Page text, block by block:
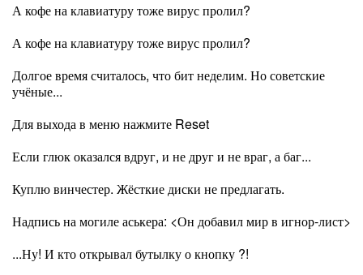
А кофе на клавиатуру тоже вирус пролил?
А кофе на клавиатуру тоже вирус пролил?
Долгое время считалось, что бит неделим. Но советские
учёные...
Для выхода в меню нажмите Reset
Если глюк оказался вдруг, и не друг и не враг, а баг...
Куплю винчестер. Жёсткие диски не предлагать.
Надпись на могиле аськера: <Он добавил мир в игнор-лист>
...Ну! И кто открывал бутылку о кнопку ?!